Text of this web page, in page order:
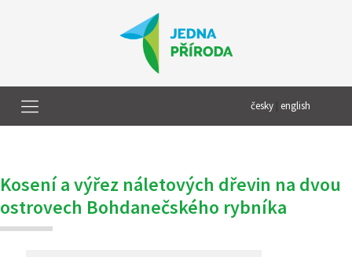
česky english
Kosení a výřez náletových dřevin na dvou
ostrovech Bohdanečského rybníka